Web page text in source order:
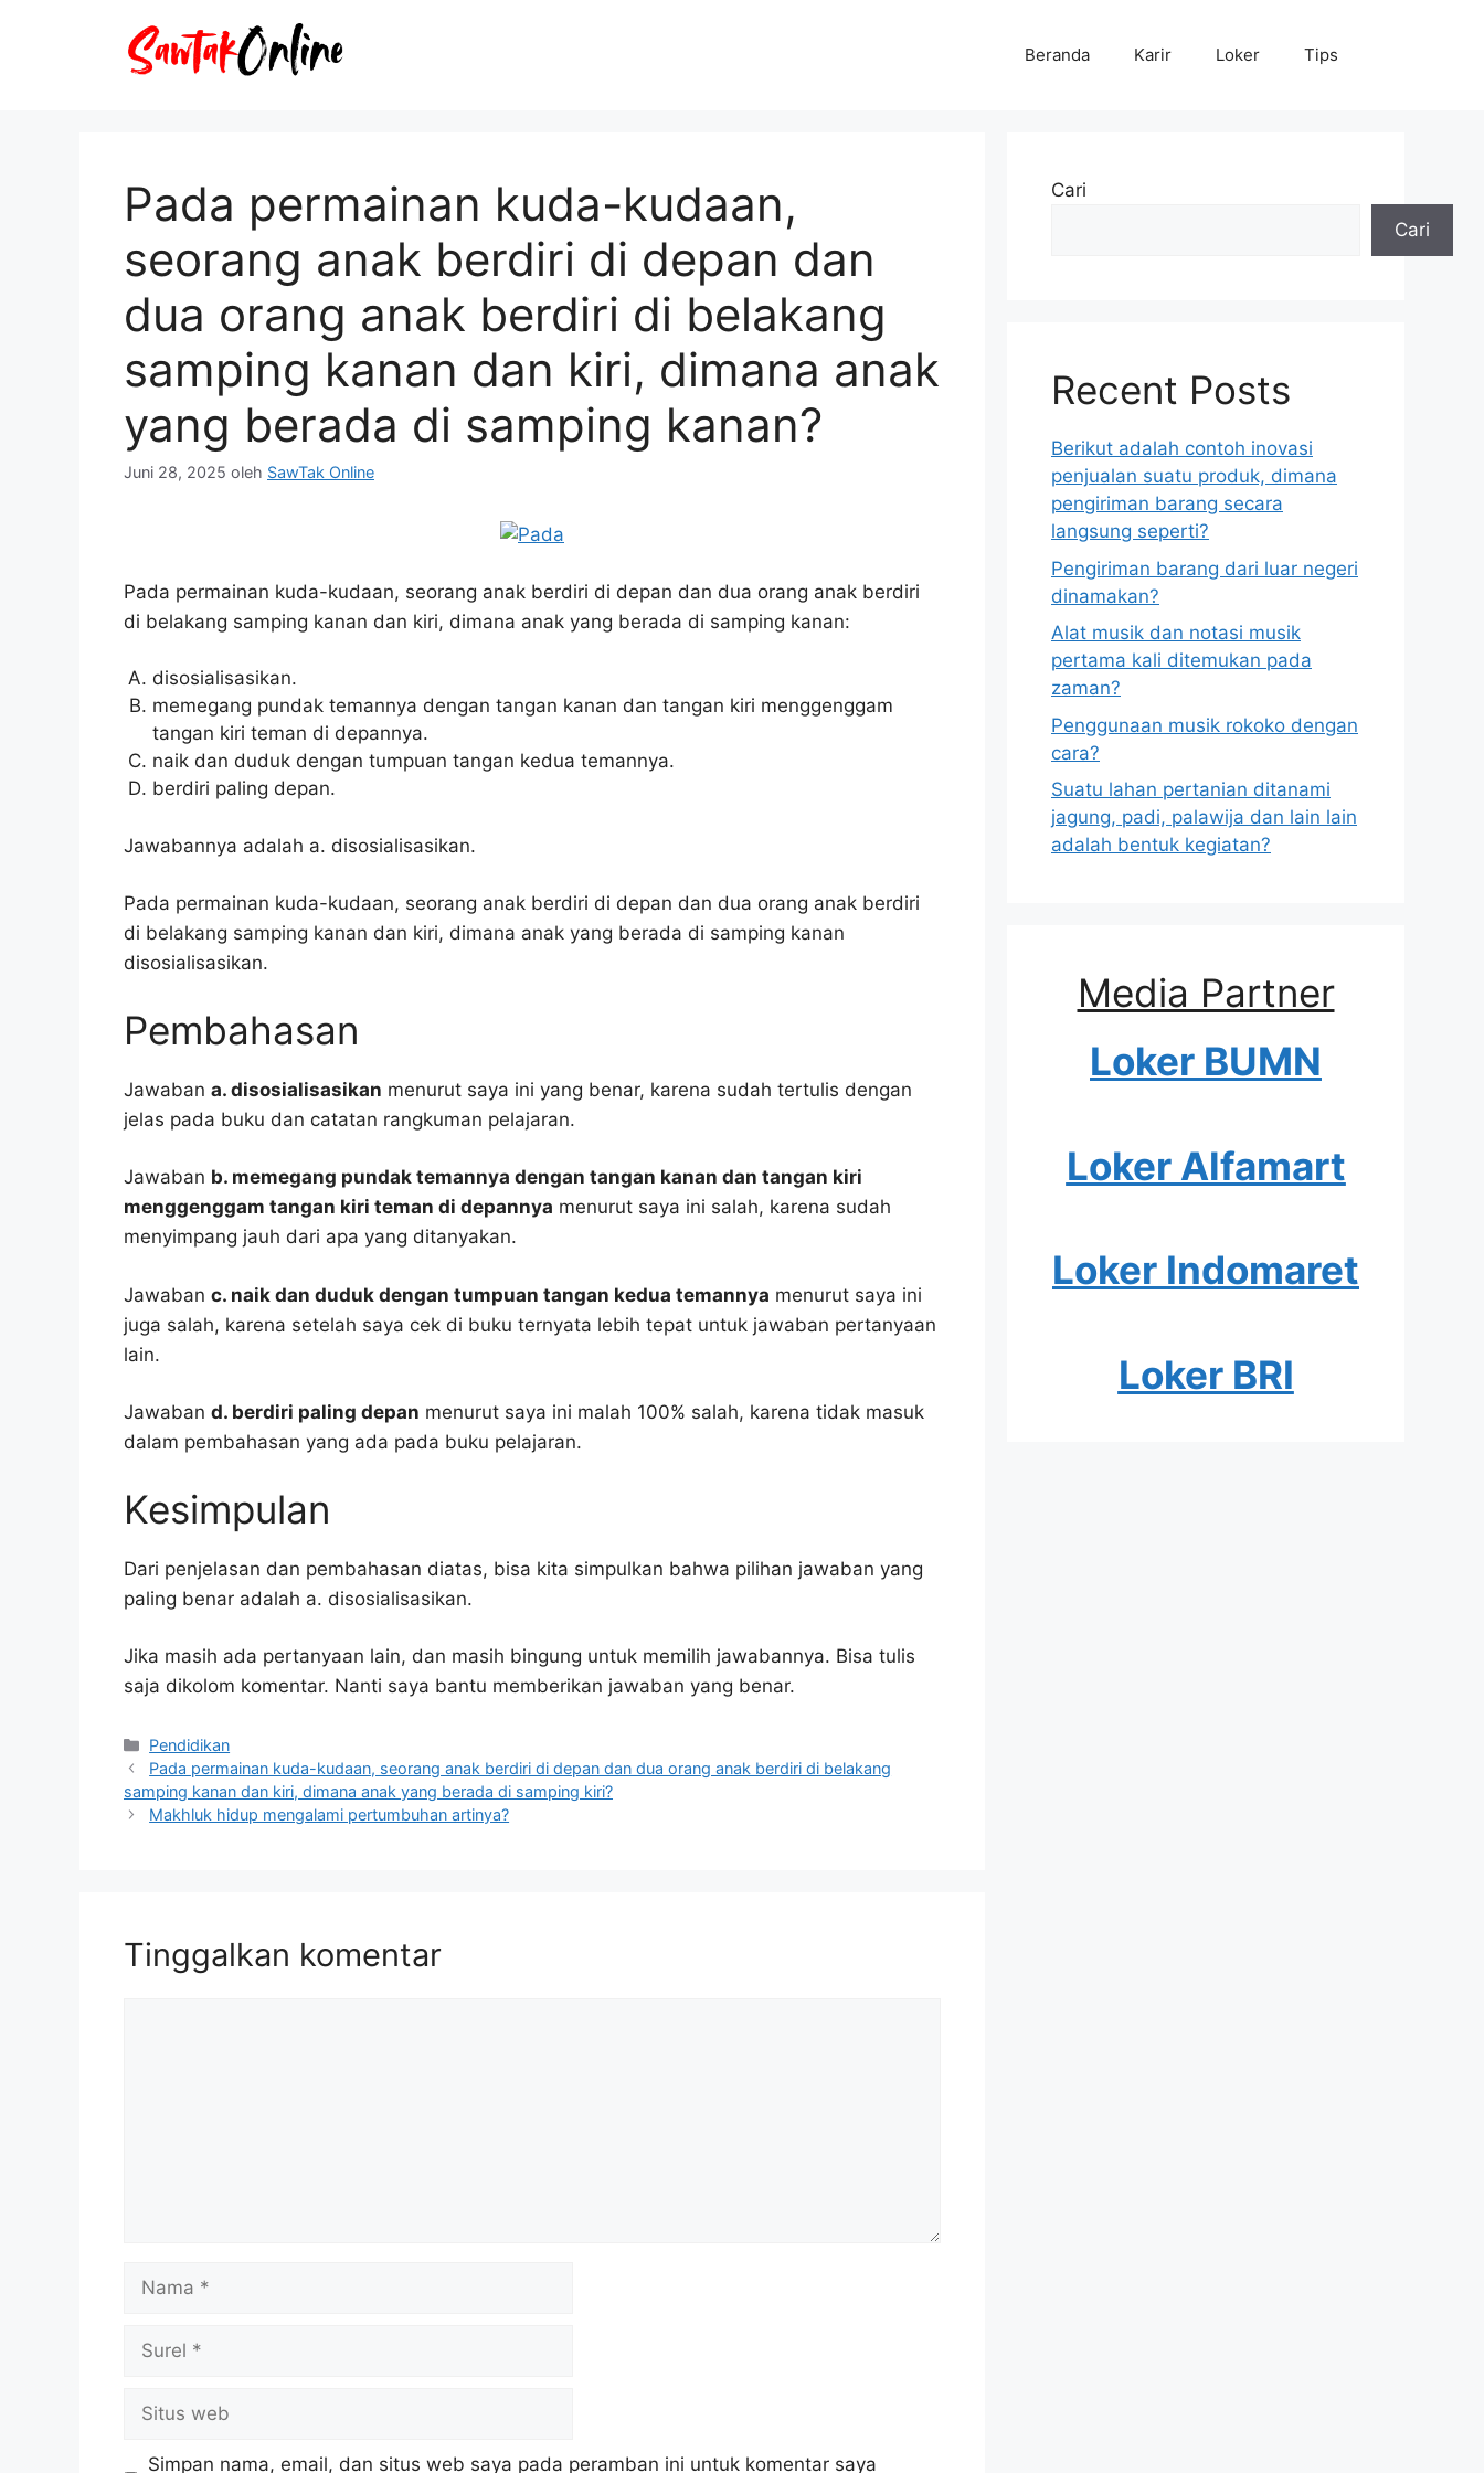
Beranda Karir Loker Tips
Pada permainan kuda-kudaan,
seorang anak berdiri di depan dan
dua orang anak berdiri di belakang
samping kanan dan kiri, dimana anak
yang berada di samping kanan?
Juni 28, 2025 oleh SawTak Online
Pada permainan kuda-kudaan, seorang anak berdiri di depan dan dua orang anak berdiri
di belakang samping kanan dan kiri, dimana anak yang berada di samping kanan:
disosialisasikan.
memegang pundak temannya dengan tangan kanan dan tangan kiri menggenggam
tangan kiri teman di depannya.
naik dan duduk dengan tumpuan tangan kedua temannya.
berdiri paling depan.
Jawabannya adalah a. disosialisasikan.
Pada permainan kuda-kudaan, seorang anak berdiri di depan dan dua orang anak berdiri
di belakang samping kanan dan kiri, dimana anak yang berada di samping kanan
disosialisasikan.
Pembahasan
Jawaban a. disosialisasikan menurut saya ini yang benar, karena sudah tertulis dengan
jelas pada buku dan catatan rangkuman pelajaran.
Jawaban b. memegang pundak temannya dengan tangan kanan dan tangan kiri
menggenggam tangan kiri teman di depannya menurut saya ini salah, karena sudah
menyimpang jauh dari apa yang ditanyakan.
Jawaban c. naik dan duduk dengan tumpuan tangan kedua temannya menurut saya ini
juga salah, karena setelah saya cek di buku ternyata lebih tepat untuk jawaban pertanyaan
lain.
Jawaban d. berdiri paling depan menurut saya ini malah 100% salah, karena tidak masuk
dalam pembahasan yang ada pada buku pelajaran.
Kesimpulan
Dari penjelasan dan pembahasan diatas, bisa kita simpulkan bahwa pilihan jawaban yang
paling benar adalah a. disosialisasikan.
Jika masih ada pertanyaan lain, dan masih bingung untuk memilih jawabannya. Bisa tulis
saja dikolom komentar. Nanti saya bantu memberikan jawaban yang benar.
Kategori
Pendidikan
Pada permainan kuda-kudaan, seorang anak berdiri di depan dan dua orang anak berdiri di belakang
samping kanan dan kiri, dimana anak yang berada di samping kiri?
Makhluk hidup mengalami pertumbuhan artinya?
Tinggalkan komentar
Nama
Surel
Situs
web
Simpan nama, email, dan situs web saya pada peramban ini untuk komentar saya
Cari
Cari
Recent Posts
Berikut adalah contoh inovasi
penjualan suatu produk, dimana
pengiriman barang secara
langsung seperti?
Pengiriman barang dari luar negeri
dinamakan?
Alat musik dan notasi musik
pertama kali ditemukan pada
zaman?
Penggunaan musik rokoko dengan
cara?
Suatu lahan pertanian ditanami
jagung, padi, palawija dan lain lain
adalah bentuk kegiatan?
Media Partner
Loker BUMN
Loker Alfamart
Loker Indomaret
Loker BRI